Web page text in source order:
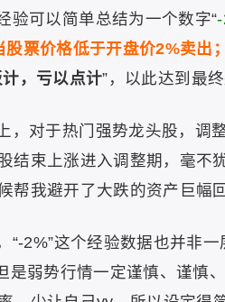
验可以简单总结为一个数字“
股票价格低于开盘价2%卖出
，亏以点计”，以此达到最
，对于热门强势龙头股，调
结束上涨进入调整期，毫不
帮我避开了大跌的资产巨幅
“-2%”这个经验数据也并非
是弱势行情一定谨慎、谨慎